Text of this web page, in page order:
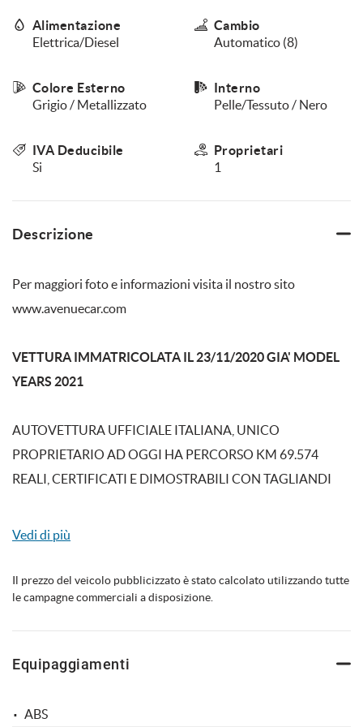
Alimentazione
Elettrica/Diesel
Cambio
Automatico (8)
Colore Esterno
Grigio / Metallizzato
Interno
Pelle/Tessuto / Nero
IVA Deducibile
Si
Proprietari
1
Descrizione
Per maggiori foto e informazioni visita il nostro sito
www.avenuecar.com
VETTURA IMMATRICOLATA IL 23/11/2020 GIA' MODEL
YEARS 2021
AUTOVETTURA UFFICIALE ITALIANA, UNICO
PROPRIETARIO AD OGGI HA PERCORSO KM 69.574
REALI, CERTIFICATI E DIMOSTRABILI CON TAGLIANDI
FORNITORE CONCESSIONARIA BMW COMPROVANTE IL
TAGLIANDI SVOLTI:
KM. 52.576 IL 04/11/2022
Vedi di più
Il prezzo del veicolo pubblicizzato è stato calcolato utilizzando tutte
le campagne commerciali a disposizione.
Equipaggiamenti
ABS
strumenti
si
rimanda
alla
policy.
Puoi
tue
qualsiasi
momento.
Cookie necessari
Cookie delle preferenze
Cookie per il miglioramento dell'esperienza utente
Cookie analitici
cookie
policy